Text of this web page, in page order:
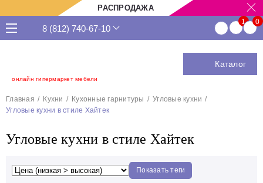
РАСПРОДАЖА
онлайн гипермаркет мебели
8 (812) 740-67-10
Каталог
Главная Кухни Кухонные гарнитуры
Угловые кухни
Угловые кухни в стиле Хайтек
Угловые кухни в стиле Хайтек
Показать теги